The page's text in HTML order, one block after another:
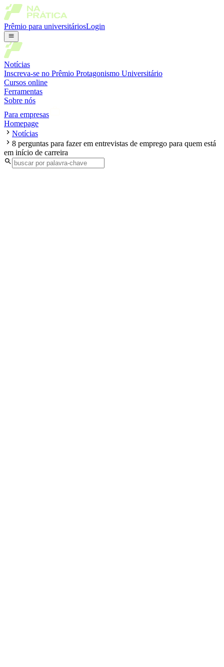
Prêmio para universitáriosLogin
Notícias
Inscreva-se no Prêmio Protagonismo Universitário
Cursos online
Ferramentas
Sobre nós
Para empresas
Homepage
Notícias
8 perguntas para fazer em entrevistas de emprego para quem está
em início de carreira